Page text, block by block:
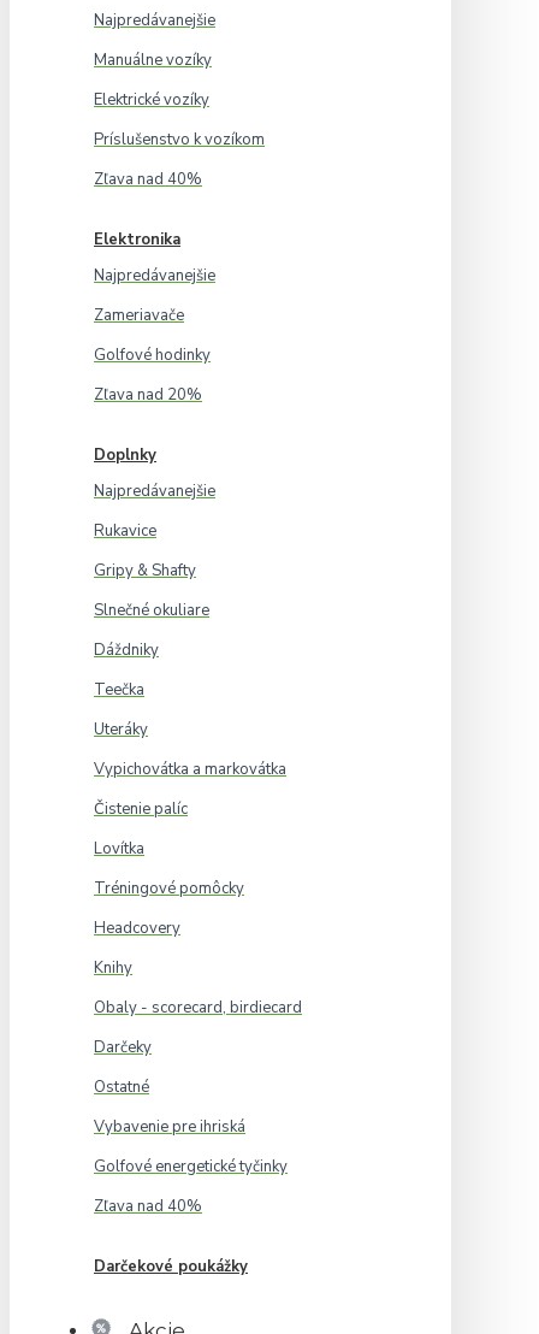
Najpredávanejšie
Manuálne vozíky
Elektrické vozíky
Príslušenstvo k vozíkom
Zľava nad 40%
Elektronika
Najpredávanejšie
Zameriavače
Golfové hodinky
Zľava nad 20%
Doplnky
Najpredávanejšie
Rukavice
Gripy & Shafty
Slnečné okuliare
Dáždniky
Teečka
Uteráky
Vypichovátka a markovátka
Čistenie palíc
Lovítka
Tréningové pomôcky
Headcovery
Knihy
Obaly - scorecard, birdiecard
Darčeky
Ostatné
Vybavenie pre ihriská
Golfové energetické tyčinky
Zľava nad 40%
Darčekové poukážky